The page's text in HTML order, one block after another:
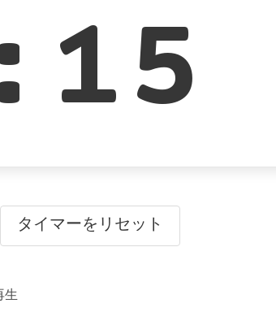
タイマーをリセット
生